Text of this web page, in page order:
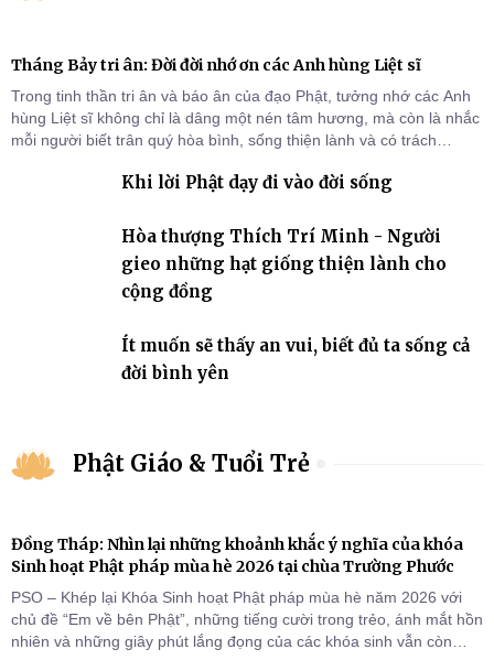
Tháng Bảy tri ân: Đời đời nhớ ơn các Anh hùng Liệt sĩ
Trong tinh thần tri ân và báo ân của đạo Phật, tưởng nhớ các Anh
hùng Liệt sĩ không chỉ là dâng một nén tâm hương, mà còn là nhắc
mỗi người biết trân quý hòa bình, sống thiện lành và có trách
Khi lời Phật dạy đi vào đời sống
Hòa thượng Thích Trí Minh - Người
gieo những hạt giống thiện lành cho
cộng đồng
Ít muốn sẽ thấy an vui, biết đủ ta sống cả
đời bình yên
Phật Giáo & Tuổi Trẻ
Đồng Tháp: Nhìn lại những khoảnh khắc ý nghĩa của khóa
Sinh hoạt Phật pháp mùa hè 2026 tại chùa Trường Phước
PSO – Khép lại Khóa Sinh hoạt Phật pháp mùa hè năm 2026 với
chủ đề “Em về bên Phật”, những tiếng cười trong trẻo, ánh mắt hồn
nhiên và những giây phút lắng đọng của các khóa sinh vẫn còn